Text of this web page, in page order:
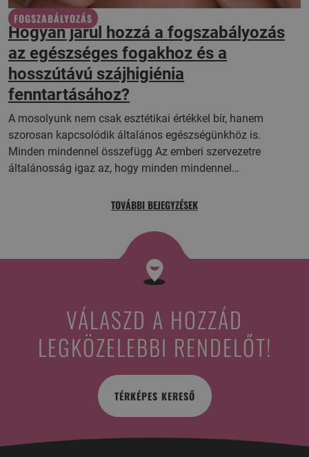
FOGSZABÁLYOZÁS
Hogyan járul hozzá a fogszabályozás
az egészséges fogakhoz és a
hosszútávú szájhigiénia
fenntartásához?
A mosolyunk nem csak esztétikai értékkel bír, hanem
szorosan kapcsolódik általános egészségünkhöz is.
Minden mindennel összefügg Az emberi szervezetre
általánosság igaz az, hogy minden mindennel…
TOVÁBBI BEJEGYZÉSEK
VÁLASZD A HOZZÁD
LEGKÖZELEBBI RENDELŐT!
TÉRKÉPES KERESŐ